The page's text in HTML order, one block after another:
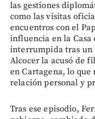
las gestiones
como las visitas
encuentros con el
influencia en la
interrumpida tras un
Alcocer la acusó de
en Cartagena, lo
relación personal y
Tras ese episodio,